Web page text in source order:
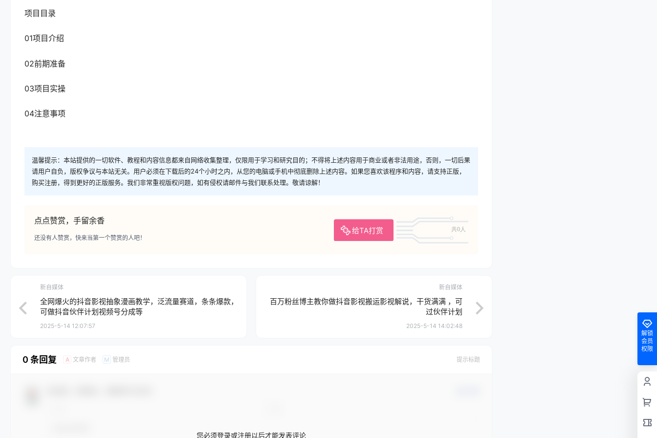
项目目录
01项目介绍
02前期准备
03项目实操
04注意事项
温馨提示：本站提供的一切软件、教程和内容信息都来自网络收集整理，仅限用于学习和研究目的；不得将上述内容用于商业或者非法用途，否则，一切后果
请用户自负，版权争议与本站无关。用户必须在下载后的24个小时之内，从您的电脑或手机中彻底删除上述内容。如果您喜欢该程序和内容，请支持正版，
购买注册，得到更好的正版服务。我们非常重视版权问题，如有侵权请邮件与我们联系处理。敬请谅解！
点点赞赏，手留余香
给TA打赏 共0人
还没有人赞赏，快来当第一个赞赏的人吧！
新自媒体
全网爆火的抖音影视抽象漫画教学，泛流量赛道，条条爆款，
可做抖音伙伴计划视频号分成等
2025-5-14 12:07:57
新自媒体
百万粉丝博主教你做抖音影视搬运影视解说，干货满满 ，可
过伙伴计划
2025-5-14 14:02:48
0 条回复 A 文章作者 M 管理员 提示标题
您必须登录或注册以后才能发表评论
解锁
会员
权限